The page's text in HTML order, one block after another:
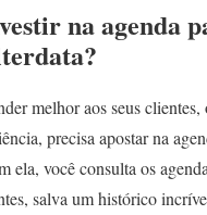
na agenda
melhor aos seus
precisa apostar na
ela, você consulta os
salva um histórico